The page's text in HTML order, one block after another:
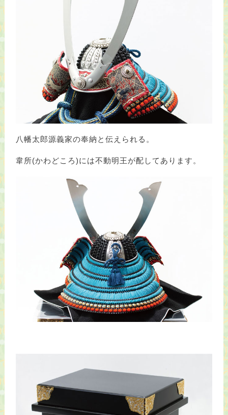
八幡太郎源義家の奉納と伝えられる。​
韋所(かわどころ)には不動明王が配してあります。